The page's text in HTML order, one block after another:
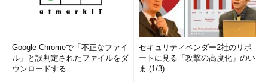
Google Chromeで「不正なファイ
ル」と誤判定されたファイルをダ
ウンロードする
セキュリティベンダー2社のリポ
ートに見る「攻撃の高度化」のい
ま (1/3)